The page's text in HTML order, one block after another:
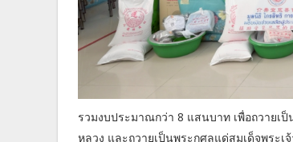
รวมงบประมาณกว่า 8 แสนบาท เพื่อถวาย
หลวง และถวายเป็นพระกุศลแด่สมเด็จพระ